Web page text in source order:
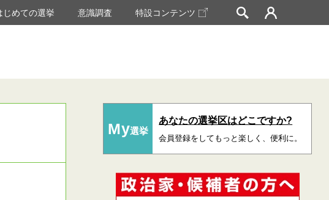
じめての選挙 意識調査 特設コンテンツ
My選挙
あなたの選挙区はどこですか?
会員登録をしてもっと楽しく、便利に。